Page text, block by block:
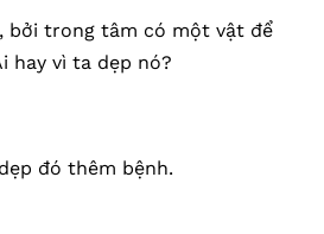
bởi trong tâm có một vật để
hay vì ta dẹp nó?
đó thêm bệnh.